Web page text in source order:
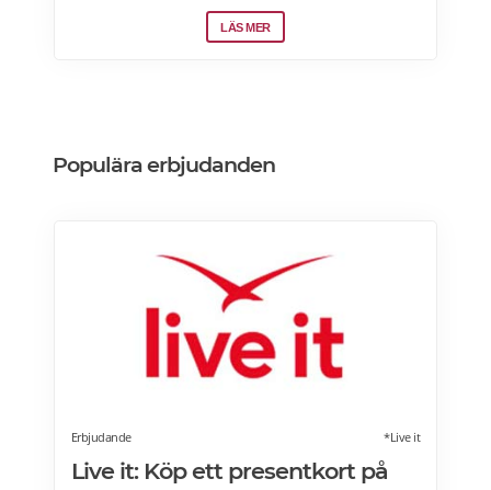
Malmöfestivalen. (11 & 13)
LÄS MER
Populära erbjudanden
Erbjudande *Live it
Live it: Köp ett presentkort på